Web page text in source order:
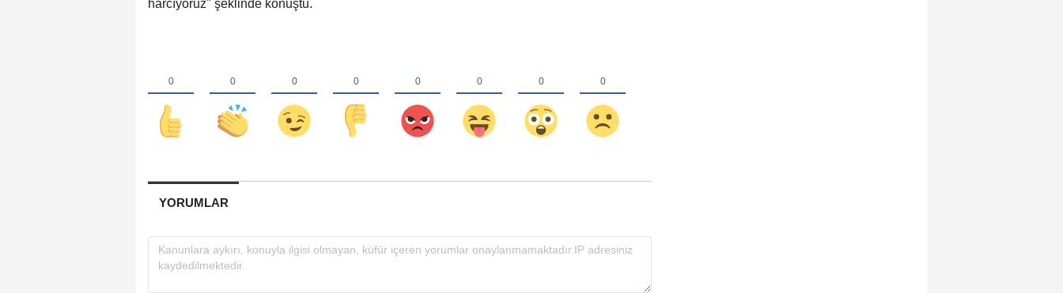
harcıyoruz" şeklinde konuştu.
YORUMLAR